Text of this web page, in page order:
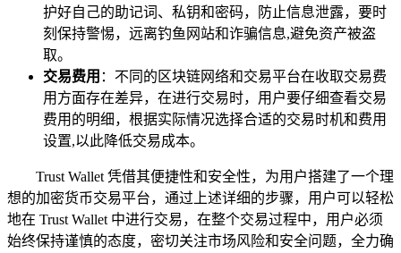
护好自己的助记词、私钥和密码，防止信息泄露，要时
刻保持警惕，远离钓鱼网站和诈骗信息,避免资产被盗
取。
交易费用 ：不同的区块链网络和交易平台在收取交易费
用方面存在差异，在进行交易时，用户要仔细查看交易
费用的明细，根据实际情况选择合适的交易时机和费用
设置,以此降低交易成本。
Trust Wallet 凭借其便捷性和安全性，为用户搭建了一个理
想的加密货币交易平台，通过上述详细的步骤，用户可以轻松
地在 Trust Wallet 中进行交易，在整个交易过程中，用户必须
始终保持谨慎的态度，密切关注市场风险和安全问题，全力确